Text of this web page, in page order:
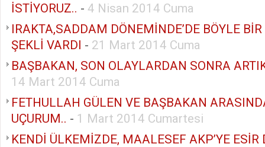
İSTİYORUZ.. - 4 Nisan 2014 Cuma
IRAKTA,SADDAM DÖNEMİNDE’DE BÖYLE
ŞEKLİ VARDI - 21 Mart 2014 Cuma
BAŞBAKAN, SON OLAYLARDAN SONRA
14 Mart 2014 Cuma
FETHULLAH GÜLEN VE BAŞBAKAN
UÇURUM.. - 1 Mart 2014 Cumartesi
KENDİ ÜLKEMİZDE, MAALESEF AKP’YE ESİR